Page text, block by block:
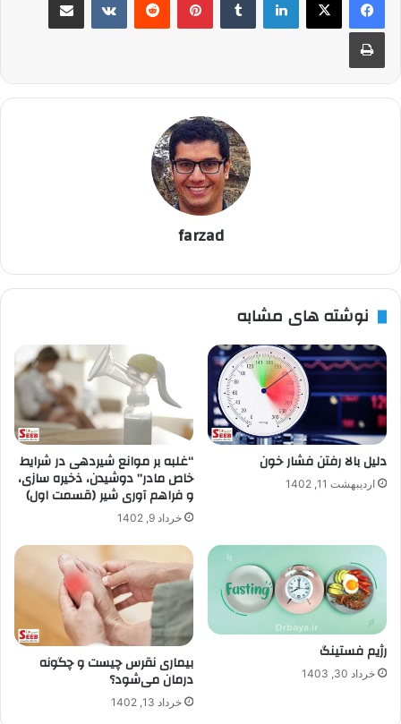
چاپ
farzad
نوشته های مشابه
دلیل بالا رفتن فشار خون
اردیبهشت 11, 1402
“غلبه بر موانع شیردهی در شرایط
خاص مادر” دوشیدن، ذخیره سازی،
و فراهم آوری شیر (قسمت اول)
خرداد 9, 1402
رژیم فستینگ
خرداد 30, 1403 بیماری نقرس چیست و چگونه
درمان می‌شود؟
خرداد 13, 1402